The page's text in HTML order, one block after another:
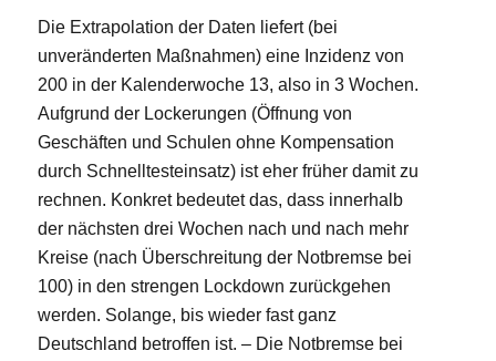
Die Extrapolation der Daten liefert (bei
unveränderten Maßnahmen) eine Inzidenz von
200 in der Kalenderwoche 13, also in 3 Wochen.
Aufgrund der Lockerungen (Öffnung von
Geschäften und Schulen ohne Kompensation
durch Schnelltesteinsatz) ist eher früher damit zu
rechnen. Konkret bedeutet das, dass innerhalb
der nächsten drei Wochen nach und nach mehr
Kreise (nach Überschreitung der Notbremse bei
100) in den strengen Lockdown zurückgehen
werden. Solange, bis wieder fast ganz
Deutschland betroffen ist. – Die Notbremse bei